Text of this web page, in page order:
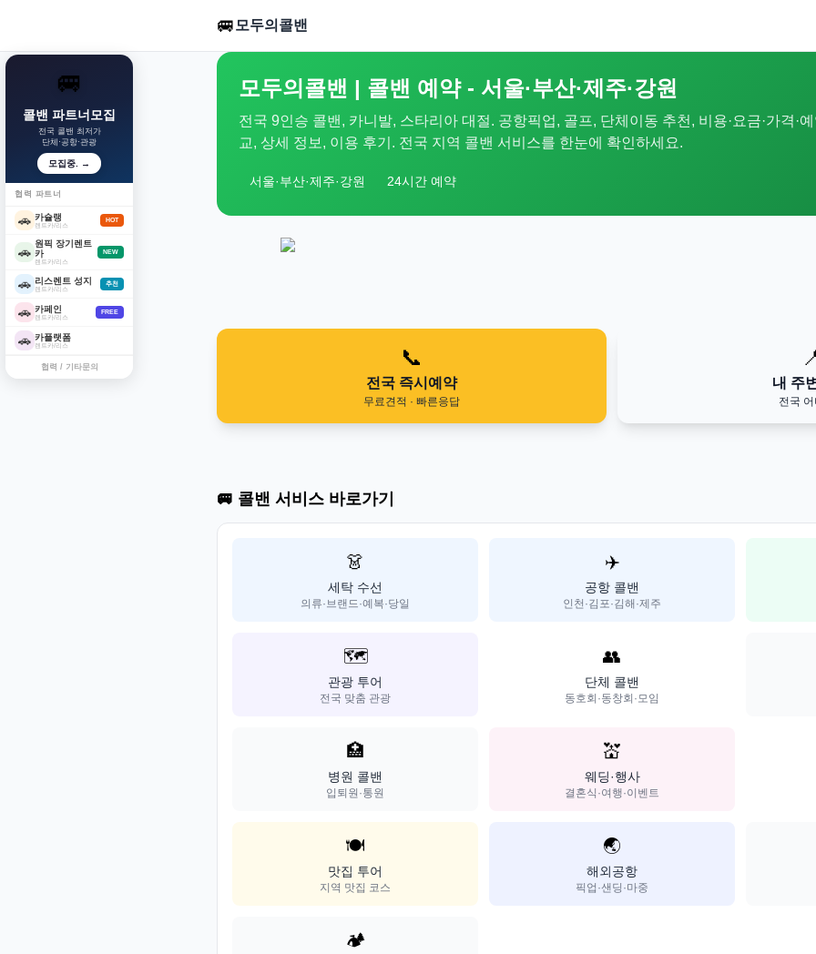
🚐 모두의콜밴
모두의콜밴 | 콜밴 예약 - 서울·부산·제주·강원
전국 9인승 콜밴, 카니발, 스타리아 대절. 공항픽업, 골프, 단체이동 추천, 비용·요금·가격·예
교, 상세 정보, 이용 후기. 전국 지역 콜밴 서비스를 한눈에 확인하세요.
서울·부산·제주·강원 24시간 예약
📞
전국 즉시예약
무료견적 · 빠른응답
내 주
전국
🚐 콜밴 서비스 바로가기
👗
세탁 수선
의류·브랜드·예복·당일
✈️
공항 콜밴
인천·김포·김해·제주
🗺️
관광 투어
전국 맞춤 관광
👥
단체 콜밴
동호회·동창회·모임
🏥
병원 콜밴
입퇴원·통원
💒
웨딩·행사
결혼식·여행·이벤트
🍽️
맛집 투어
지역 맛집 코스
🌏
해외공항
픽업·샌딩·마중
🏕️
🚐
콜밴 파트너모집
전국 콜밴 최저가
단체·공항·관광
모집중. →
협력 파트너
🚗 카슐랭
렌트카/리스
HOT
🚗
원픽 장기렌트
카
렌트카/리스
NEW
🚗 리스렌트 성지
렌트카/리스
추천
🚗 카페인
렌트카/리스
FREE
🚗 카플랫폼
렌트카/리스
협력 / 기타문의